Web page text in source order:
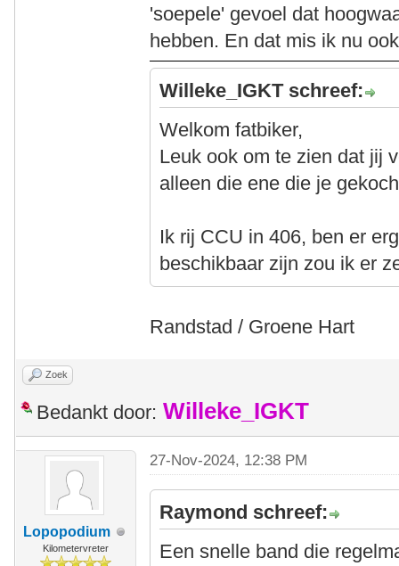
'soepele' gevoel dat
hebben. En dat mis ik nu
Willeke_IGKT schreef:
Welkom fatbiker,
Leuk ook om te zien dat jij
alleen die ene die je
Ik rij CCU in 406, ben er
beschikbaar zijn zou ik er
Randstad / Groene Hart
Zoek
Bedankt door: Willeke_IGKT
Lopopodium
Kilometervreter
27-Nov-2024, 12:38 PM
Raymond schreef:
Een snelle band die